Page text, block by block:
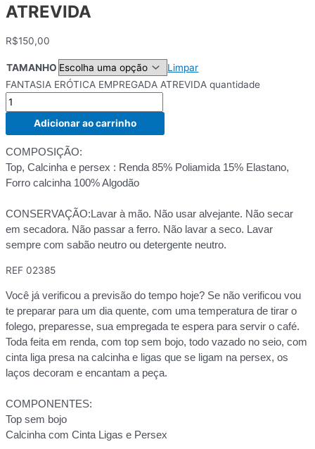
ATREVIDA
R$150,00
TAMANHO
Limpar
FANTASIA ERÓTICA EMPREGADA ATREVIDA quantidade
Adicionar ao carrinho
COMPOSIÇÃO:
Top, Calcinha e persex : Renda 85% Poliamida 15% Elastano,
Forro calcinha 100% Algodão
CONSERVAÇÃO:Lavar à mão. Não usar alvejante. Não secar
em secadora. Não passar a ferro. Não lavar a seco. Lavar
sempre com sabão neutro ou detergente neutro.
REF 02385
Você já verificou a previsão do tempo hoje? Se não verificou vou
te preparar para um dia quente, com uma temperatura de tirar o
folego, preparesse, sua empregada te espera para servir o café.
Toda feita em renda, com top sem bojo, todo vazado no seio, com
cinta liga presa na calcinha e ligas que se ligam na persex, os
laços decoram e encantam a peça.
COMPONENTES:
Top sem bojo
Calcinha com Cinta Ligas e Persex